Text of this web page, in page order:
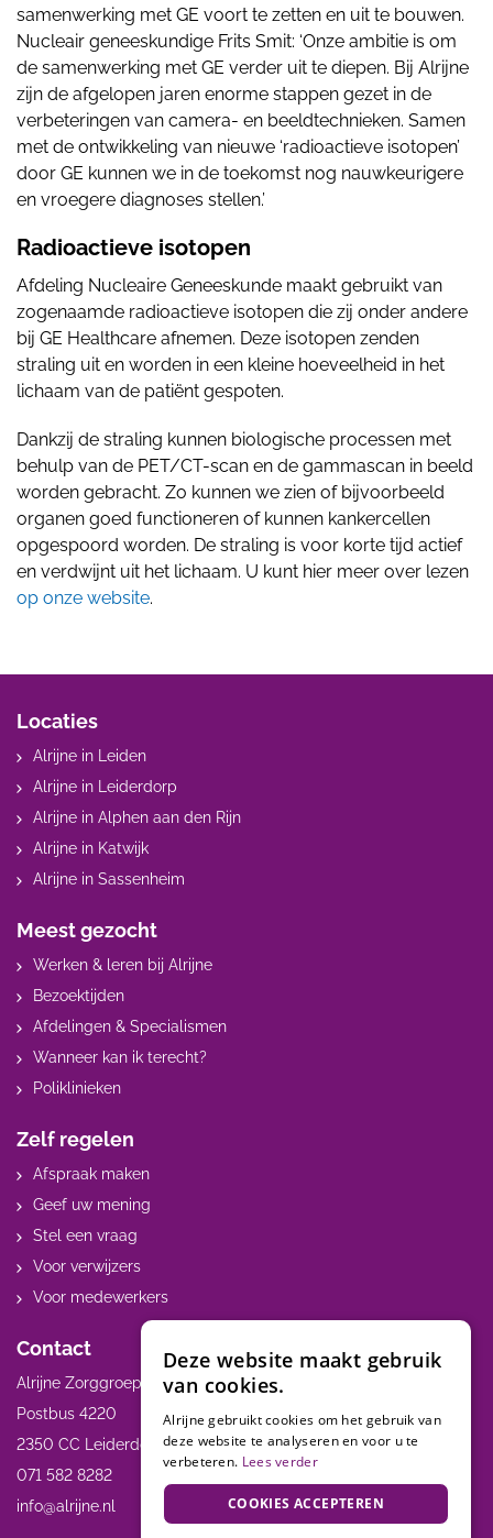
samenwerking met GE voort te zetten en uit te bouwen.
Nucleair geneeskundige Frits Smit: ‘Onze ambitie is om
de samenwerking met GE verder uit te diepen. Bij Alrijne
zijn de afgelopen jaren enorme stappen gezet in de
verbeteringen van camera- en beeldtechnieken. Samen
met de ontwikkeling van nieuwe ‘radioactieve isotopen’
door GE kunnen we in de toekomst nog nauwkeurigere
en vroegere diagnoses stellen.’
Radioactieve isotopen
Afdeling Nucleaire Geneeskunde maakt gebruikt van
zogenaamde radioactieve isotopen die zij onder andere
bij GE Healthcare afnemen. Deze isotopen zenden
straling uit en worden in een kleine hoeveelheid in het
lichaam van de patiënt gespoten.
Dankzij de straling kunnen biologische processen met
behulp van de PET/CT-scan en de gammascan in beeld
worden gebracht. Zo kunnen we zien of bijvoorbeeld
organen goed functioneren of kunnen kankercellen
opgespoord worden. De straling is voor korte tijd actief
en verdwijnt uit het lichaam. U kunt hier meer over lezen
op onze website.
Locaties
Alrijne in Leiden
Alrijne in Leiderdorp
Alrijne in Alphen aan den Rijn
Alrijne in Katwijk
Alrijne in Sassenheim
Meest gezocht
Werken & leren bij Alrijne
Bezoektijden
Afdelingen & Specialismen
Wanneer kan ik terecht?
Poliklinieken
Zelf regelen
Afspraak maken
Geef uw mening
Stel een vraag
Voor verwijzers
Voor medewerkers
Contact
Alrijne Zorggroep
Postbus 4220
2350 CC Leiderdorp
071 582 8282
info@alrijne.nl
Deze website maakt gebruik
van cookies.
Alrijne gebruikt cookies om het gebruik van
deze website te analyseren en voor u te
verbeteren. Lees verder
COOKIES ACCEPTEREN